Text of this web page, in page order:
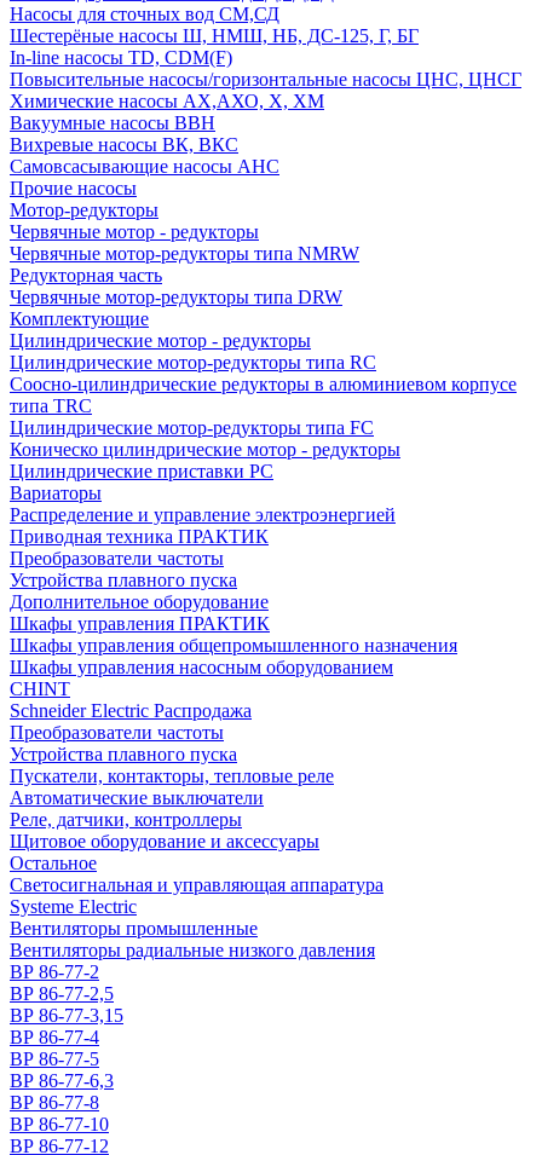
Насосы для сточных вод СМ,СД
Шестерёные насосы Ш, НМШ, НБ, ДС-125, Г, БГ
In-line насосы TD, CDM(F)
Повысительные насосы/горизонтальные насосы ЦНС, ЦНСГ
Химические насосы АХ,АХО, Х, ХМ
Вакуумные насосы ВВН
Вихревые насосы ВК, ВКС
Самовсасывающие насосы АНС
Прочие насосы
Мотор-редукторы
Червячные мотор - редукторы
Червячные мотор-редукторы типа NMRW
Редукторная часть
Червячные мотор-редукторы типа DRW
Комплектующие
Цилиндрические мотор - редукторы
Цилиндрические мотор-редукторы типа RC
Соосно-цилиндрические редукторы в алюминиевом корпусе
типа TRC
Цилиндрические мотор-редукторы типа FC
Коническо цилиндрические мотор - редукторы
Цилиндрические приставки PC
Вариаторы
Распределение и управление электроэнергией
Приводная техника ПРАКТИК
Преобразователи частоты
Устройства плавного пуска
Дополнительное оборудование
Шкафы управления ПРАКТИК
Шкафы управления общепромышленного назначения
Шкафы управления насосным оборудованием
CHINT
Schneider Electric Распродажа
Преобразователи частоты
Устройства плавного пуска
Пускатели, контакторы, тепловые реле
Автоматические выключатели
Реле, датчики, контроллеры
Щитовое оборудование и аксессуары
Остальное
Светосигнальная и управляющая аппаратура
Systeme Electric
Вентиляторы промышленные
Вентиляторы радиальные низкого давления
ВР 86-77-2
ВР 86-77-2,5
ВР 86-77-3,15
ВР 86-77-4
ВР 86-77-5
ВР 86-77-6,3
ВР 86-77-8
ВР 86-77-10
ВР 86-77-12